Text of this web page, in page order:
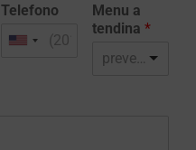
Telefono
Menu a
tendina *
preventivo realizzazione sito web